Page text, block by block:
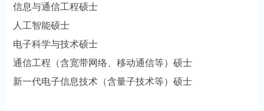
信息与通信工程硕士
人工智能硕士
电子科学与技术硕士
通信工程（含宽带网络、移动通信等）硕士
新一代电子信息技术（含量子技术等）硕士